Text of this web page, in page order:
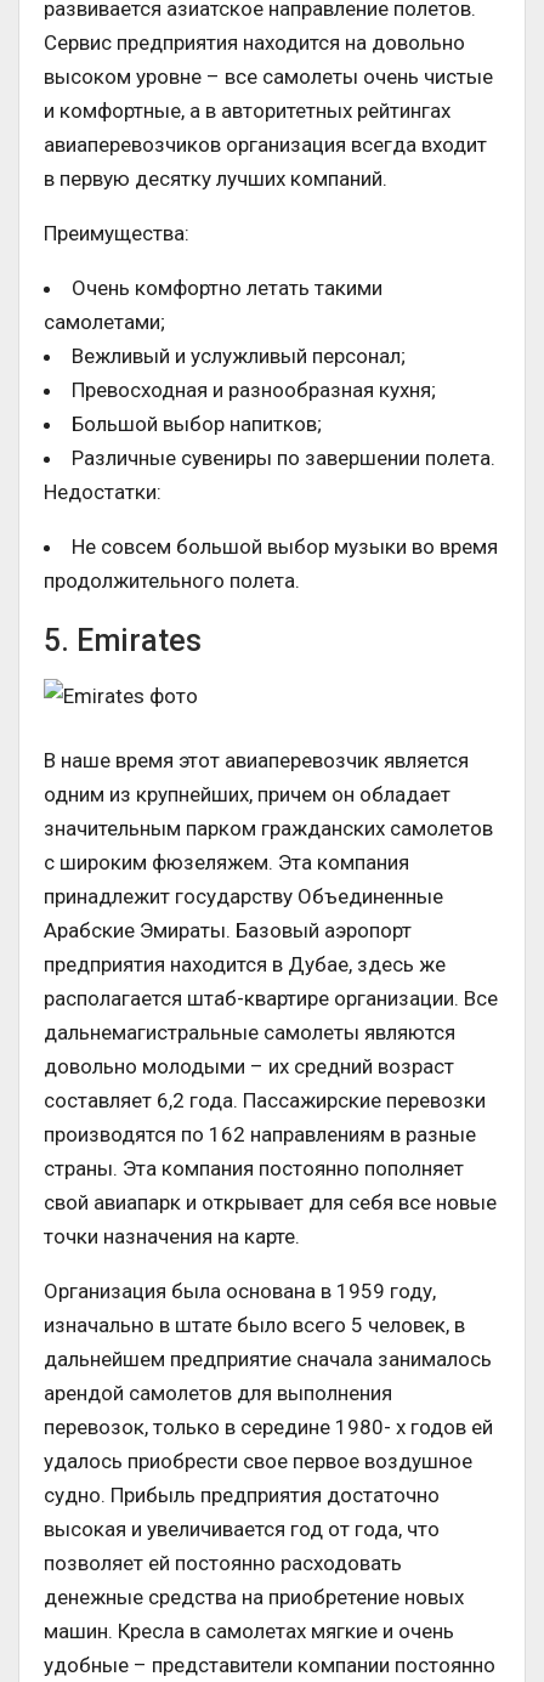
развивается азиатское направление полетов.
Сервис предприятия находится на довольно
высоком уровне – все самолеты очень чистые
и комфортные, а в авторитетных рейтингах
авиаперевозчиков организация всегда входит
в первую десятку лучших компаний.
Преимущества:
Очень комфортно летать такими
самолетами;
Вежливый и услужливый персонал;
Превосходная и разнообразная кухня;
Большой выбор напитков;
Различные сувениры по завершении полета.
Недостатки:
Не совсем большой выбор музыки во время
продолжительного полета.
5. Emirates
В наше время этот авиаперевозчик является
одним из крупнейших, причем он обладает
значительным парком гражданских самолетов
с широким фюзеляжем. Эта компания
принадлежит государству Объединенные
Арабские Эмираты. Базовый аэропорт
предприятия находится в Дубае, здесь же
располагается штаб-квартире организации. Все
дальнемагистральные самолеты являются
довольно молодыми – их средний возраст
составляет 6,2 года. Пассажирские перевозки
производятся по 162 направлениям в разные
страны. Эта компания постоянно пополняет
свой авиапарк и открывает для себя все новые
точки назначения на карте.
Организация была основана в 1959 году,
изначально в штате было всего 5 человек, в
дальнейшем предприятие сначала занималось
арендой самолетов для выполнения
перевозок, только в середине 1980- х годов ей
удалось приобрести свое первое воздушное
судно. Прибыль предприятия достаточно
высокая и увеличивается год от года, что
позволяет ей постоянно расходовать
денежные средства на приобретение новых
машин. Кресла в самолетах мягкие и очень
удобные – представители компании постоянно